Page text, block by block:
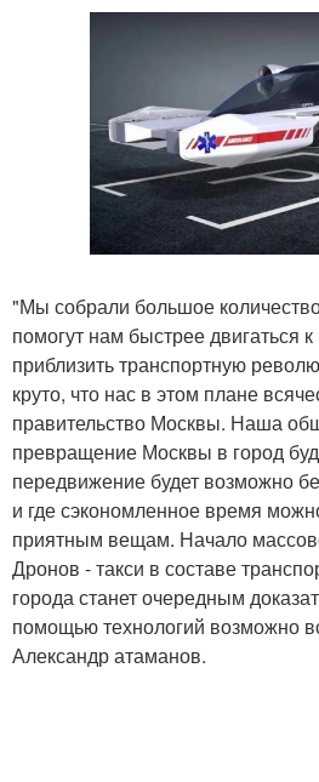
"Мы собрали большое
помогут нам быстрее двигаться
приблизить транспортную
круто, что нас в этом плане
правительство Москвы. Наша
превращение Москвы в город
передвижение будет возможно
и где сэкономленное время
приятным вещам. Начало
Дронов - такси в составе
города станет очередным
помощью технологий возможно
Александр атаманов.